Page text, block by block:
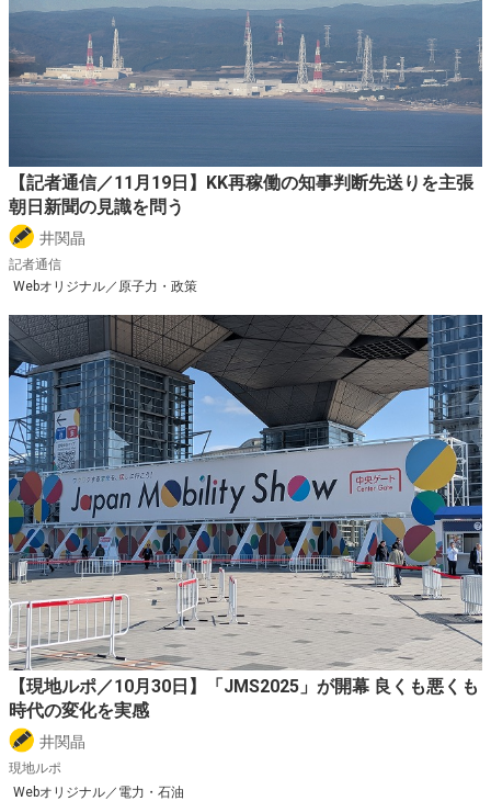
【記者通信／11月19日】KK再稼働の知事判断先送りを主張
朝日新聞の見識を問う
井関晶
記者通信
Webオリジナル／原子力・政策
【現地ルポ／10月30日】「JMS2025」が開幕 良くも悪くも
時代の変化を実感
井関晶
現地ルポ
Webオリジナル／電力・石油